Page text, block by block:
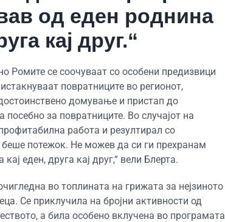
од еден роднина
кај друг.“
Ромите се соочуваат со особени предизвици
повратниците во регионот,
домување и пристап до
за повратниците. Во случајот на
работа и резултирал со
потежок. Не можев да си ги прехранам
еден, друга кај друг,“ вели Блерта.
во топлината на грижата за нејзиното
Се приклучила на бројни активности од
а била особено вклучена во програмата